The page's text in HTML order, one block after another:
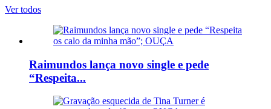
Ver todos
Raimundos lança novo single e pede
“Respeita...